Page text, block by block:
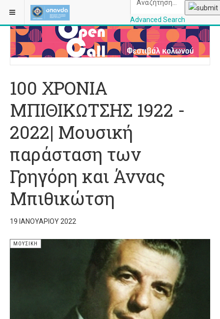
Advanced Search
ΒΡΊΣΚΕΣΤΕ ΕΔΏ: ΑΡΧΙΚΉ
100 ΧΡΟΝΙΑ
ΜΠΙΘΙΚΩΤΣΗΣ 1922 -
2022| Μουσική
παράσταση των
Γρηγόρη και Άννας
Μπιθικώτση
19 ΙΑΝΟΥΑΡΊΟΥ 2022
ΜΟΥΣΙΚΉ